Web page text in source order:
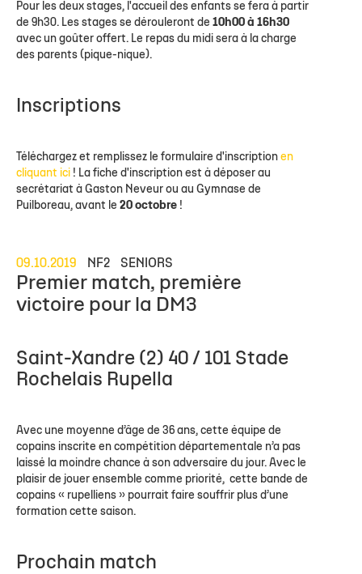
Pour les deux stages, l'accueil des enfants se fera à partir
de 9h30. Les stages se dérouleront de 10h00 à 16h30
avec un goûter offert. Le repas du midi sera à la charge
des parents (pique-nique).
Inscriptions
Téléchargez et remplissez le formulaire d'inscription en
cliquant ici ! La fiche d'inscription est à déposer au
secrétariat à Gaston Neveur ou au Gymnase de
Puilboreau, avant le 20 octobre !
09.10.2019 NF2 SENIORS
Premier match, première
victoire pour la DM3
Saint-Xandre (2) 40 / 101 Stade
Rochelais Rupella
Avec une moyenne d’âge de 36 ans, cette équipe de
copains inscrite en compétition départementale n’a pas
laissé la moindre chance à son adversaire du jour. Avec le
plaisir de jouer ensemble comme priorité, cette bande de
copains « rupelliens » pourrait faire souffrir plus d’une
formation cette saison.
Prochain match